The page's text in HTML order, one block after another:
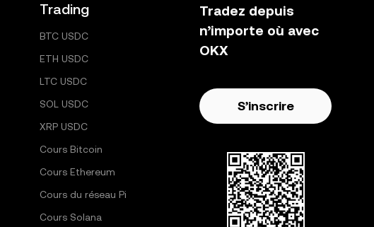
Trading
BTC USDC
ETH USDC
LTC USDC
SOL USDC
XRP USDC
Cours Bitcoin
Cours Ethereum
Cours du réseau Pi
Cours Solana
Tradez depuis
n’importe où avec
OKX
S’inscrire